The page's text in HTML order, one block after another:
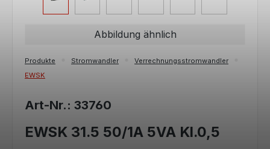
Abbildung ähnlich
Produkte Stromwandler
Verrechnungsstromwandler
EWSK
Art-Nr.: 33760
EWSK 31.5 50/1A 5VA Kl.0,5